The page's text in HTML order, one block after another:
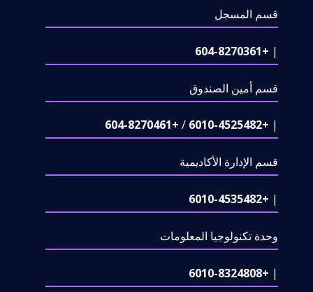
قسم المسجل
|
+604-8270361
قسم أمين الصندوق
|
+6010-4525482
/
+604-8270461
قسم الإدارة الأكاديمية
|
+6010-4535482
وحدة تكنولوجيا المعلومات
|
+6010-8324808